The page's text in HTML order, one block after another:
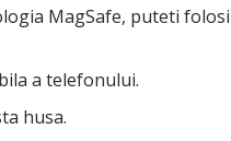
MagSafe, puteti
a telefonului.
husa.